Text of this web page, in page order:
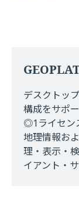
デスクトッ
構成をサポ
◎1ライセン
地理情報お
理・表示・
イアント・